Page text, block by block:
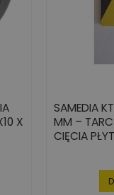
X
SAMEDIA
MM –
CIĘCIA